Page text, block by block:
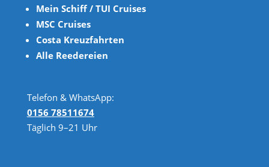
Mein Schiff / TUI Cruises
MSC Cruises
Costa Kreuzfahrten
Alle Reedereien
Telefon & WhatsApp:
0156 78511674
Täglich 9–21 Uhr